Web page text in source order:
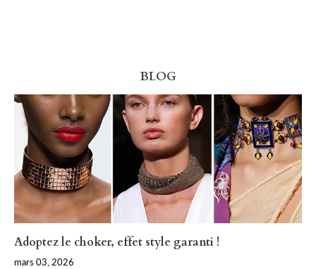
BLOG
Adoptez le choker, effet style garanti !
mars 03, 2026